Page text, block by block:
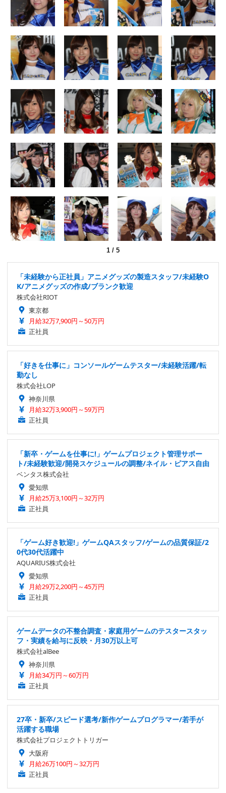
1 / 5
「未経験から正社員」アニメグッズの製造スタッフ/未経験O
K/アニメグッズの作成/ブランク歓迎
株式会社RIOT
東京都
月給32万7,900円～50万円
正社員
「好きを仕事に」コンソールゲームテスター/未経験活躍/転
勤なし
株式会社LOP
神奈川県
月給32万3,900円～59万円
正社員
「新卒・ゲームを仕事に!」ゲームプロジェクト管理サポー
ト/未経験歓迎/開発スケジュールの調整/ネイル・ピアス自由
ベンタス株式会社
愛知県
月給25万3,100円～32万円
正社員
「ゲーム好き歓迎!」ゲームQAスタッフ/ゲームの品質保証/2
0代30代活躍中
AQUARIUS株式会社
愛知県
月給29万2,200円～45万円
正社員
ゲームデータの不整合調査・家庭用ゲームのテスタースタッ
フ・実績を給与に反映・月30万以上可
株式会社alBee
神奈川県
月給34万円～60万円
正社員
27卒・新卒/スピード選考/新作ゲームプログラマー/若手が
活躍する職場
株式会社プロジェクトトリガー
大阪府
月給26万100円～32万円
正社員